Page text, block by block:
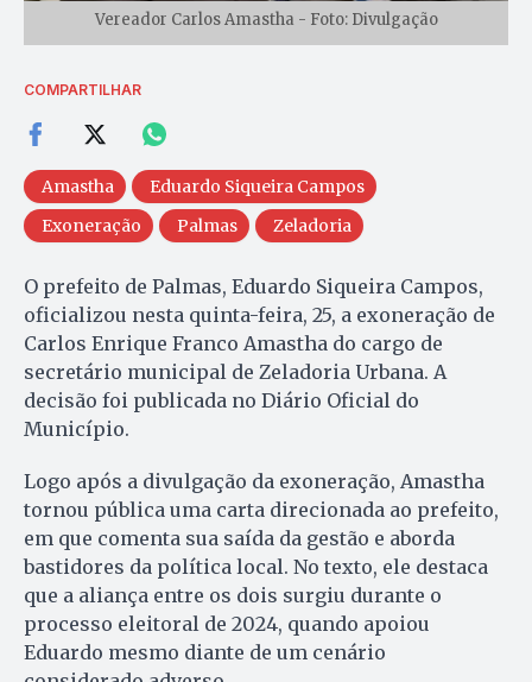
Vereador Carlos Amastha - Foto: Divulgação
COMPARTILHAR
Amastha
Eduardo Siqueira Campos
Exoneração
Palmas Zeladoria
O prefeito de Palmas, Eduardo Siqueira Campos,
oficializou nesta quinta-feira, 25, a exoneração de
Carlos Enrique Franco Amastha do cargo de
secretário municipal de Zeladoria Urbana. A
decisão foi publicada no Diário Oficial do
Município.
Logo após a divulgação da exoneração, Amastha
tornou pública uma carta direcionada ao prefeito,
em que comenta sua saída da gestão e aborda
bastidores da política local. No texto, ele destaca
que a aliança entre os dois surgiu durante o
processo eleitoral de 2024, quando apoiou
Eduardo mesmo diante de um cenário